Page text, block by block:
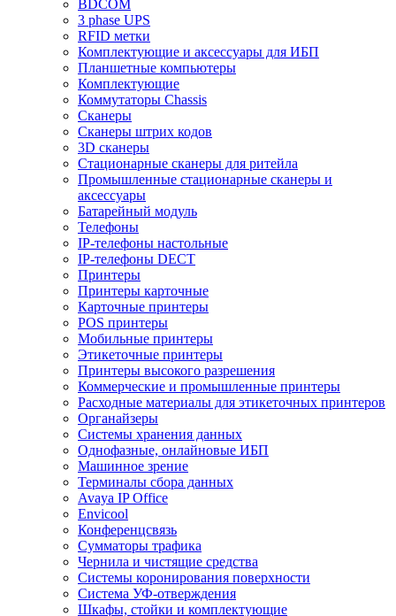
BDCOM
3 phase UPS
RFID метки
Комплектующие и аксессуары для ИБП
Планшетные компьютеры
Комплектующие
Коммутаторы Chassis
Сканеры
Сканеры штрих кодов
3D сканеры
Стационарные сканеры для ритейла
Промышленные стационарные сканеры и
аксессуары
Батарейный модуль
Телефоны
IP-телефоны настольные
IP-телефоны DECT
Принтеры
Принтеры карточные
Карточные принтеры
POS принтеры
Мобильные принтеры
Этикеточные принтеры
Принтеры высокого разрешения
Коммерческие и промышленные принтеры
Расходные материалы для этикеточных принтеров
Органайзеры
Системы хранения данных
Однофазные, онлайновые ИБП
Машинное зрение
Терминалы сбора данных
Avaya IP Office
Envicool
Конференцсвязь
Сумматоры трафика
Чернила и чистящие средства
Системы коронирования поверхности
Cистема УФ-отверждения
Шкафы, стойки и комплектующие